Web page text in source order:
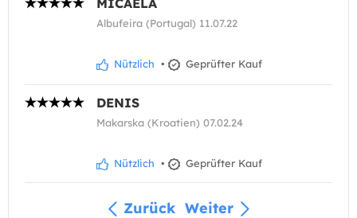
Albufeira (Portugal) 11.07.22
Nützlich • Geprüfter Kauf
DENIS
Makarska (Kroatien) 07.02.24
Nützlich • Geprüfter Kauf
Zurück Weiter